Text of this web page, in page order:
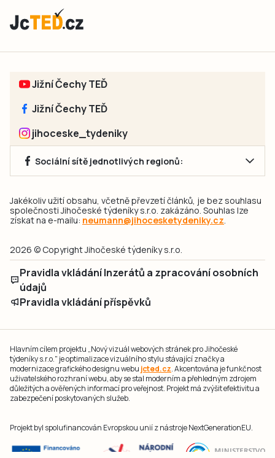
Jižní Čechy TEĎ
Jižní Čechy TEĎ
jihoceske_tydeniky
Sociální sítě jednotlivých regionů:
Jakékoliv užití obsahu, včetně převzetí článků, je bez souhlasu
společnosti Jihočeské týdeníky s.r.o. zakázáno. Souhlas lze
získat na e-mailu: neumann@jihocesketydeniky.cz.
2026 © Copyright Jihočeské týdeníky s.r.o.
Pravidla vkládání Inzerátů a zpracování osobních
údajů
Pravidla vkládání příspěvků
Hlavním cílem projektu „Nový vizuál webových stránek pro Jihočeské
týdeníky s.r.o." je optimalizace vizuálního stylu stávající značky a
modernizace grafického designu webu jcted.cz. Akcentována je funkčnost
uživatelského rozhraní webu, aby se stal moderním a přehledným zdrojem
důležitých a ověřených informací pro veřejnost. Projekt má zvýšit efektivitu a
zabezpečení poskytovaných služeb.
Projekt byl spolufinancován Evropskou unií z nástroje NextGenerationEU.